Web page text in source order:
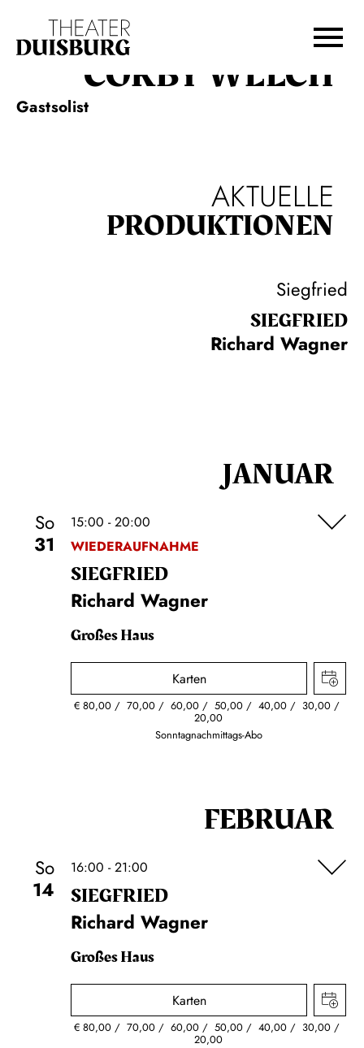
Zur Hauptnavigation springen
Zum Footer springenCORBY WELCH
Gastsolist
AKTUELLE
PRODUKTIONEN
Siegfried
SIEG­FRIED
Richard Wagner
JANUAR
So
31
15:00 - 20:00
WIEDERAUFNAHME
SIEG­FRIED
Richard Wagner
Großes Haus
Karten
€80,00 70,00 60,00 50,00 40,00 30,00
20,00
Sonntagnachmittags-Abo
FEBRUAR
So
14
16:00 - 21:00
SIEG­FRIED
Richard Wagner
Großes Haus
Karten
€80,00 70,00 60,00 50,00 40,00 30,00
20,00